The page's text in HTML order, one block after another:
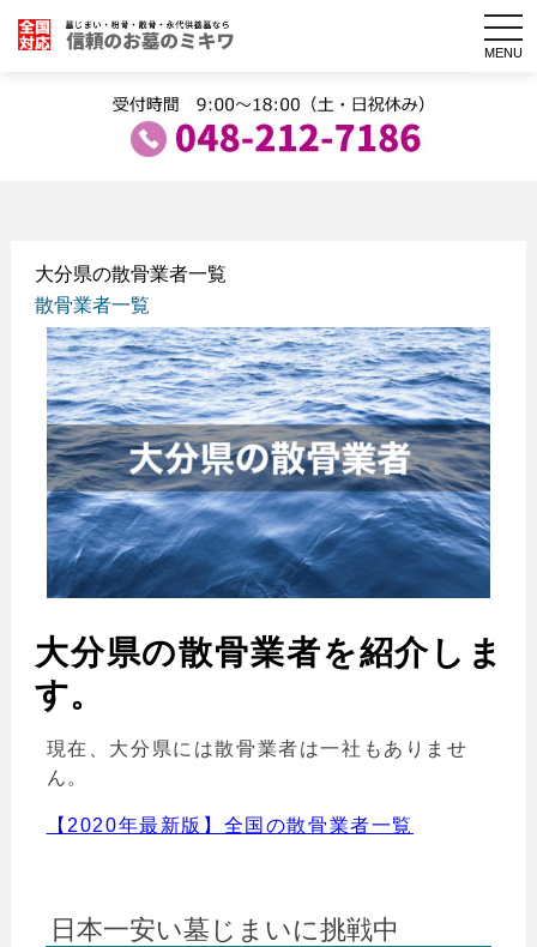
MENU
大分県の散骨業者一覧
散骨業者一覧
大分県の散骨業者を紹介しま
す。
現在、大分県には散骨業者は一社もありませ
ん。
【2020年最新版】全国の散骨業者一覧
日本一安い墓じまいに挑戦中